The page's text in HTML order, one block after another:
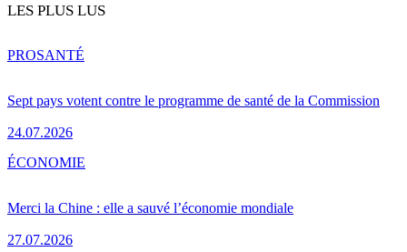
LES PLUS LUS
Sept pays votent contre le programme de santé de la Commission
24.07.2026
PROSANTÉ
Merci la Chine : elle a sauvé l’économie mondiale
27.07.2026
ÉCONOMIE